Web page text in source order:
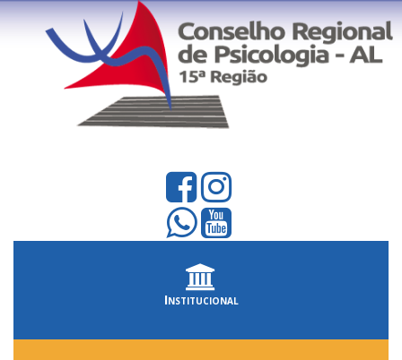
Institucional